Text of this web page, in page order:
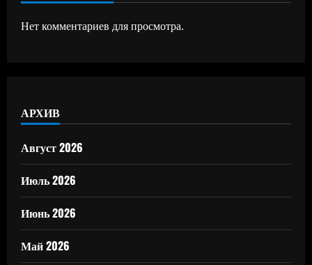
Нет комментариев для просмотра.
АРХИВ
Август 2026
Июль 2026
Июнь 2026
Май 2026